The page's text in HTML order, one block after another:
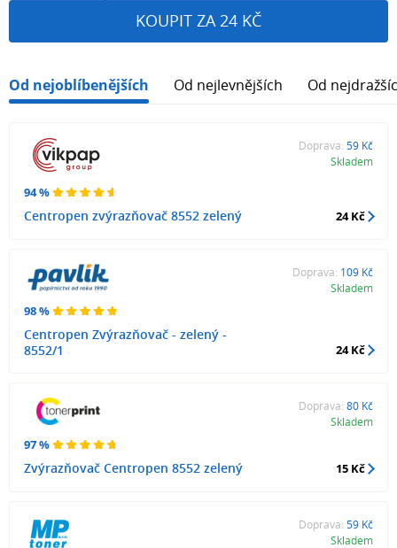
KOUPIT ZA 24 KČ
Od nejoblíbenějších Od nejlevnějších Od
94 %
Centropen zvýrazňovač 8552 zelený
Doprava: 59 Kč
Skladem
24 Kč
98 %
Centropen Zvýrazňovač - zelený -
8552/1
Doprava: 109 Kč
Skladem
24 Kč
97 %
Zvýrazňovač Centropen 8552 zelený
Doprava: 80 Kč
Skladem
15 Kč
Doprava: 59 Kč
Skladem